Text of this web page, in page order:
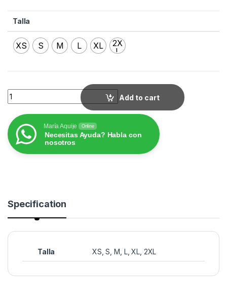
Talla
XS S M L XL
2X
L
MODELO M25 quantity
Add to cart
María Aquije Online
Necesitas Ayuda? Habla con
nosotros
Specification
Talla XS ,S ,M L,XL 2XL